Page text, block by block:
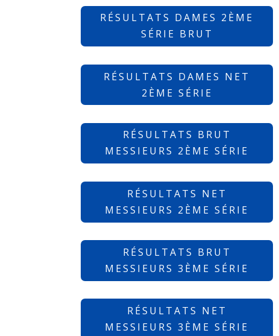
RÉSULTATS DAMES 2ÈME
SÉRIE BRUT
RÉSULTATS DAMES NET
2ÈME SÉRIE
RÉSULTATS BRUT
MESSIEURS 2ÈME SÉRIE
RÉSULTATS NET
MESSIEURS 2ÈME SÉRIE
RÉSULTATS BRUT
MESSIEURS 3ÈME SÉRIE
RÉSULTATS NET
MESSIEURS 3ÈME SÉRIE